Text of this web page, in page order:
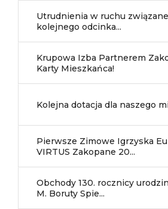
Utrudnienia w ruchu
kolejnego odcinka...
Krupowa Izba Partnerem
Karty Mieszkańca!
Kolejna dotacja dla naszego
Pierwsze Zimowe Igrzyska
VIRTUS Zakopane 20...
Obchody 130. rocznicy
M. Boruty Spie...